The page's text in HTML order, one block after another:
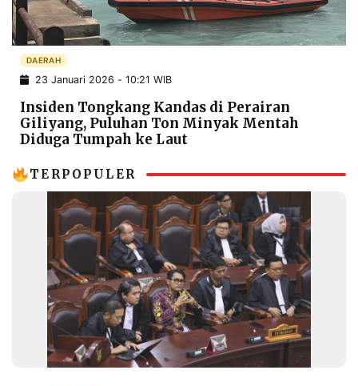
POLICY WARGA
INFORMASI
IKLAN
KIRIM
PENGADUAN TERM
SERVICE
IKUTI
RESOLUSI
MEDIA
DAERAH
23 Januari 2026 - 10:21 WIB
Insiden Tongkang Kandas di Perairan
Giliyang, Puluhan Ton Minyak Mentah
Diduga Tumpah ke Laut
TERPOPULER